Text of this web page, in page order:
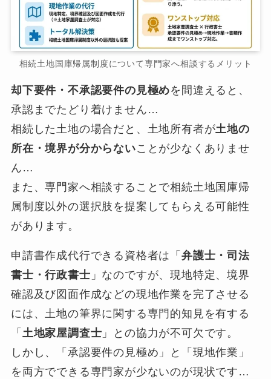
相続土地国庫帰属制度について専門家へ相談するメリット
却下要件・不承認要件の見極めを間違えると、
承認までたどり着けません…
相続した土地の場合だと、土地所有者が土地の
所在・境界が分からないことが少なくありませ
ん…
また、専門家へ相談することで相続土地国庫帰
属制度以外の選択肢を提案してもらえる可能性
があります。
申請書作成代行できる資格者は「弁護士・司法
書士・行政書士 」なのですが、現地特定、境界
確認及び図面作成などの現地作業を完了させる
には、土地の筆界に関する専門的知見を有する
「 土地家屋調査士 」との協力が不可欠です。
しかし、「承認要件の見極め」と「現地作業」
を両方でできる専門家が少ないのが現状です…